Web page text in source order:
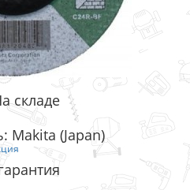
складе
Makita (Japan)